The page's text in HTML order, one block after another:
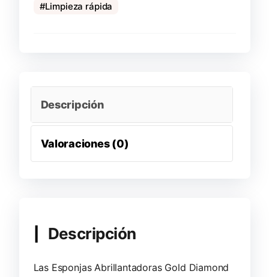
Limpieza rápida
Descripción
Valoraciones (0)
Descripción
Las Esponjas Abrillantadoras Gold Diamond